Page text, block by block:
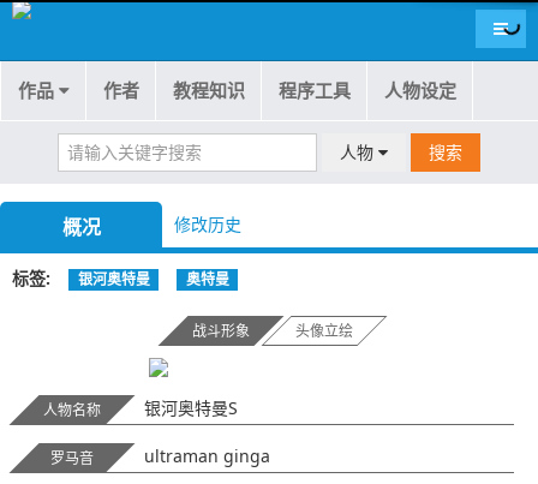
导航
作品 作者 教程知识 程序工具 人物设定
人物 搜索
概况 修改历史
标签 银河奥特曼 奥特曼
战斗形象 头像立绘
人物名称 银河奥特曼S
罗马音 ultraman ginga